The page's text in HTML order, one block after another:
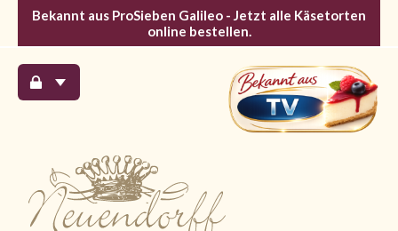
Bekannt aus ProSieben Galileo - Jetzt alle Käsetorten
online bestellen.